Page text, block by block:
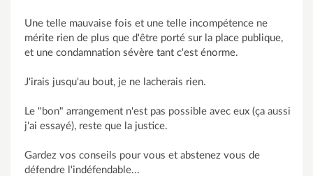
Une telle mauvaise fois et une telle incompétence ne
mérite rien de plus que d'être porté sur la place publique,
et une condamnation sévère tant c'est énorme.
J'irais jusqu'au bout, je ne lacherais rien.
Le "bon" arrangement n'est pas possible avec eux (ça aussi
j'ai essayé), reste que la justice.
Gardez vos conseils pour vous et abstenez vous de
défendre l'indéfendable...